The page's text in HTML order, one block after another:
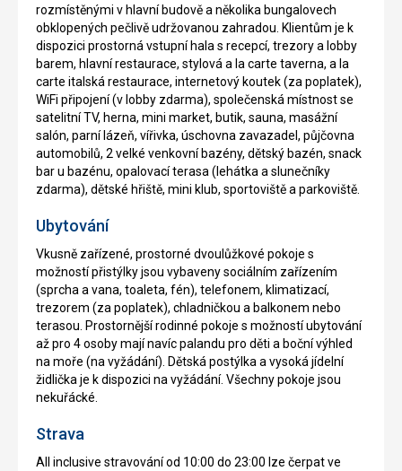
rozmístěnými v hlavní budově a několika bungalovech
obklopených pečlivě udržovanou zahradou. Klientům je k
dispozici prostorná vstupní hala s recepcí, trezory a lobby
barem, hlavní restaurace, stylová a la carte taverna, a la
carte italská restaurace, internetový koutek (za poplatek),
WiFi připojení (v lobby zdarma), společenská místnost se
satelitní TV, herna, mini market, butik, sauna, masážní
salón, parní lázeň, vířivka, úschovna zavazadel, půjčovna
automobilů, 2 velké venkovní bazény, dětský bazén, snack
bar u bazénu, opalovací terasa (lehátka a slunečníky
zdarma), dětské hřiště, mini klub, sportoviště a parkoviště.
Ubytování
Vkusně zařízené, prostorné dvoulůžkové pokoje s
možností přistýlky jsou vybaveny sociálním zařízením
(sprcha a vana, toaleta, fén), telefonem, klimatizací,
trezorem (za poplatek), chladničkou a balkonem nebo
terasou. Prostornější rodinné pokoje s možností ubytování
až pro 4 osoby mají navíc palandu pro děti a boční výhled
na moře (na vyžádání). Dětská postýlka a vysoká jídelní
židlička je k dispozici na vyžádání. Všechny pokoje jsou
nekuřácké.
Strava
All inclusive stravování od 10:00 do 23:00 lze čerpat ve